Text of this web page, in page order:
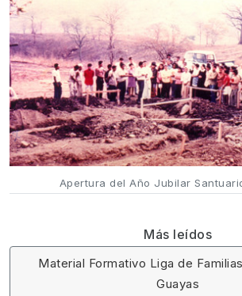
Apertura del Año Jubilar
Más leídos
Material Formativo Liga de
Guayas